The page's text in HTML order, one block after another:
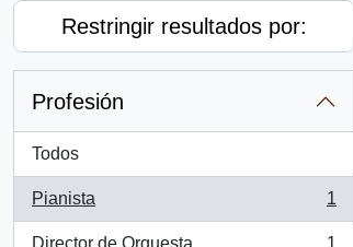
Restringir resultados por:
Profesión
Todos
Pianista
, 1 resultados
1
Director de Orquesta 1